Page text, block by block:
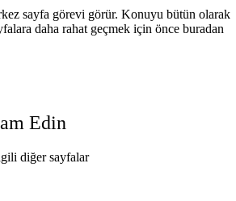
sayfa görevi görür. Konuyu bütün olarak
daha rahat geçmek için önce buradan
Edin
diğer sayfalar